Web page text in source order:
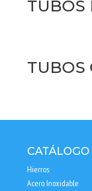
TUBOS
TUBOS
CATÁLOGO
Hierros
Acero Inoxidable